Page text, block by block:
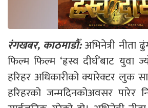
रंगखबर, काठमाडौँ:अभिनेत्री नीता
फिल्म फिल्म ‘ह्रस्व दीर्घ’बाट युवा
हरिहर अधिकारीको क्यारेक्टर लुक
हरिहरको जन्मदिनकोअवसर पारेर